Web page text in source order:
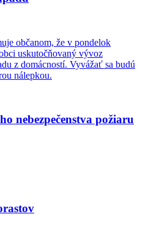
občanom, že v pondelok
uskutočňovaný vývoz
z domácností. Vyvážať sa budú
nálepkou.
nebezpečenstva požiaru